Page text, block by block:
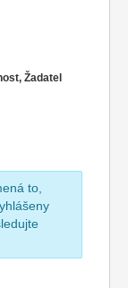
Žadatel
to,